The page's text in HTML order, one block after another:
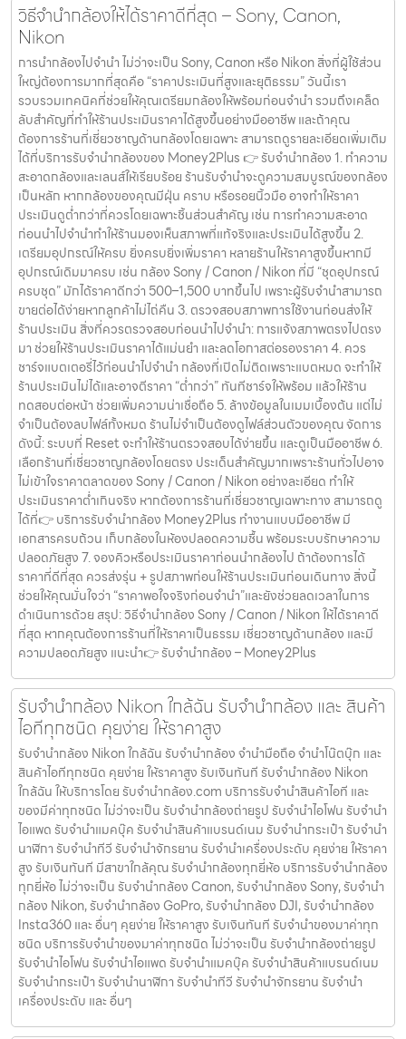
วิธีจำนำกล้องให้ได้ราคาดีที่สุด – Sony, Canon,
Nikon
การนำกล้องไปจำนำ ไม่ว่าจะเป็น Sony, Canon หรือ Nikon สิ่งที่ผู้ใช้ส่วน
ใหญ่ต้องการมากที่สุดคือ “ราคาประเมินที่สูงและยุติธรรม” วันนี้เรา
รวบรวมเทคนิคที่ช่วยให้คุณเตรียมกล้องให้พร้อมก่อนจำนำ รวมถึงเคล็ด
ลับสำคัญที่ทำให้ร้านประเมินราคาได้สูงขึ้นอย่างมืออาชีพ และถ้าคุณ
ต้องการร้านที่เชี่ยวชาญด้านกล้องโดยเฉพาะ สามารถดูรายละเอียดเพิ่มเติม
ได้ที่บริการรับจำนำกล้องของ Money2Plus 👉 รับจำนำกล้อง 1. ทำความ
สะอาดกล้องและเลนส์ให้เรียบร้อย ร้านรับจำนำจะดูความสมบูรณ์ของกล้อง
เป็นหลัก หากกล้องของคุณมีฝุ่น คราบ หรือรอยนิ้วมือ อาจทำให้ราคา
ประเมินดูต่ำกว่าที่ควรโดยเฉพาะชิ้นส่วนสำคัญ เช่น การทำความสะอาด
ก่อนนำไปจำนำทำให้ร้านมองเห็นสภาพที่แท้จริงและประเมินได้สูงขึ้น 2.
เตรียมอุปกรณ์ให้ครบ ยิ่งครบยิ่งเพิ่มราคา หลายร้านให้ราคาสูงขึ้นหากมี
อุปกรณ์เดิมมาครบ เช่น กล้อง Sony / Canon / Nikon ที่มี “ชุดอุปกรณ์
ครบชุด” มักได้ราคาดีกว่า 500–1,500 บาทขึ้นไป เพราะผู้รับจำนำสามารถ
ขายต่อได้ง่ายหากลูกค้าไม่ไถ่คืน 3. ตรวจสอบสภาพการใช้งานก่อนส่งให้
ร้านประเมิน สิ่งที่ควรตรวจสอบก่อนนำไปจำนำ: การแจ้งสภาพตรงไปตรง
มา ช่วยให้ร้านประเมินราคาได้แม่นยำ และลดโอกาสต่อรองราคา 4. ควร
ชาร์จแบตเตอรี่ไว้ก่อนนำไปจำนำ กล้องที่เปิดไม่ติดเพราะแบตหมด จะทำให้
ร้านประเมินไม่ได้และอาจตีราคา “ต่ำกว่า” ทันทีชาร์จให้พร้อม แล้วให้ร้าน
ทดสอบต่อหน้า ช่วยเพิ่มความน่าเชื่อถือ 5. ล้างข้อมูลในเมมเบื้องต้น แต่ไม่
จำเป็นต้องลบไฟล์ทั้งหมด ร้านไม่จำเป็นต้องดูไฟล์ส่วนตัวของคุณ จัดการ
ดังนี้: ระบบที่ Reset จะทำให้ร้านตรวจสอบได้ง่ายขึ้น และดูเป็นมืออาชีพ 6.
เลือกร้านที่เชี่ยวชาญกล้องโดยตรง ประเด็นสำคัญมากเพราะร้านทั่วไปอาจ
ไม่เข้าใจราคาตลาดของ Sony / Canon / Nikon อย่างละเอียด ทำให้
ประเมินราคาต่ำเกินจริง หากต้องการร้านที่เชี่ยวชาญเฉพาะทาง สามารถดู
ได้ที่👉 บริการรับจำนำกล้อง Money2Plus ทำงานแบบมืออาชีพ มี
เอกสารครบถ้วน เก็บกล้องในห้องปลอดความชื้น พร้อมระบบรักษาความ
ปลอดภัยสูง 7. จองคิวหรือประเมินราคาก่อนนำกล้องไป ถ้าต้องการได้
ราคาที่ดีที่สุด ควรส่งรุ่น + รูปสภาพก่อนให้ร้านประเมินก่อนเดินทาง สิ่งนี้
ช่วยให้คุณมั่นใจว่า “ราคาพอใจจริงก่อนจำนำ”และยังช่วยลดเวลาในการ
ดำเนินการด้วย สรุป: วิธีจำนำกล้อง Sony / Canon / Nikon ให้ได้ราคาดี
ที่สุด หากคุณต้องการร้านที่ให้ราคาเป็นธรรม เชี่ยวชาญด้านกล้อง และมี
ความปลอดภัยสูง แนะนำ👉 รับจำนำกล้อง – Money2Plus
รับจำนำกล้อง Nikon ใกล้ฉัน รับจํานํากล้อง และ สินค้า
ไอทีทุกชนิด คุยง่าย ให้ราคาสูง
รับจำนำกล้อง Nikon ใกล้ฉัน รับจํานํากล้อง จำนำมือถือ จำนำโน๊ตบุ๊ก และ
สินค้าไอทีทุกชนิด คุยง่าย ให้ราคาสูง รับเงินทันที รับจำนำกล้อง Nikon
ใกล้ฉัน ให้บริการโดย รับจํานํากล้อง.com บริการรับจํานําสินค้าไอที และ
ของมีค่าทุกชนิด ไม่ว่าจะเป็น รับจํานํากล้องถ่ายรูป รับจํานําไอโฟน รับจํานํา
ไอแพด รับจํานําแมคบุ๊ค รับจํานําสินค้าแบรนด์เนม รับจํานํากระเป๋า รับจํานํา
นาฬิกา รับจํานําทีวี รับจํานําจักรยาน รับจํานําเครื่องประดับ คุยง่าย ให้ราคา
สูง รับเงินทันที มีสาขาใกล้คุณ รับจำนำกล้องทุกยี่ห้อ บริการรับจำนำกล้อง
ทุกยี่ห้อ ไม่ว่าจะเป็น รับจำนำกล้อง Canon, รับจำนำกล้อง Sony, รับจำนำ
กล้อง Nikon, รับจำนำกล้อง GoPro, รับจำนำกล้อง DJI, รับจำนำกล้อง
Insta360 และ อื่นๆ คุยง่าย ให้ราคาสูง รับเงินทันที รับจำนำของมาค่าทุก
ชนิด บริการรับจำนำของมาค่าทุกชนิด ไม่ว่าจะเป็น รับจํานํากล้องถ่ายรูป
รับจํานําไอโฟน รับจํานําไอแพด รับจํานําแมคบุ๊ค รับจํานําสินค้าแบรนด์เนม
รับจํานํากระเป๋า รับจํานํานาฬิกา รับจํานําทีวี รับจํานําจักรยาน รับจํานํา
เครื่องประดับ และ อื่นๆ